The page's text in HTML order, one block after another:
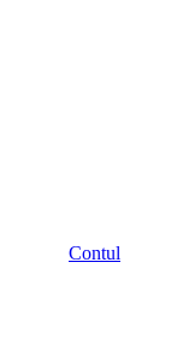
Contul